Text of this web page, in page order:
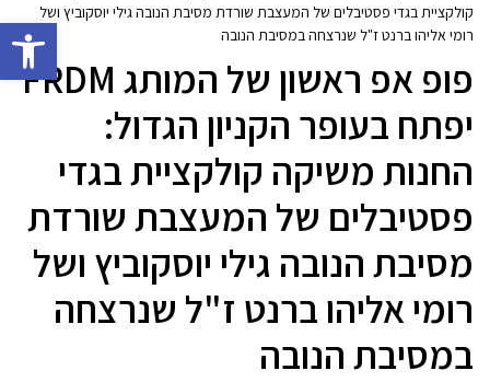
פתחקולקציית בגדי פסטיבלים של המעצבת שורדת מסיבת הנובה גילי יוסקוביץ ושל
רומי אליהו ברנט ז"ל שנרצחה במסיבת הנובה
פופ אפ ראשון של המותג FRDM
יפתח בעופר הקניון הגדול:
החנות משיקה קולקציית בגדי
פסטיבלים של המעצבת שורדת
מסיבת הנובה גילי יוסקוביץ ושל
רומי אליהו ברנט ז"ל שנרצחה
במסיבת הנובה